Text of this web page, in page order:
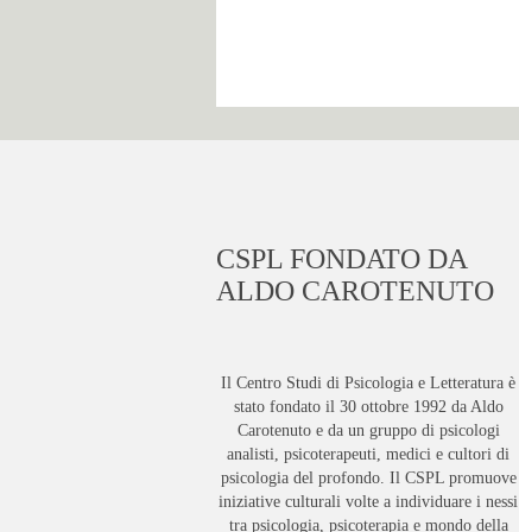
CSPL FONDATO DA
ALDO CAROTENUTO
Il Centro Studi di Psicologia e Letteratura è
stato fondato il 30 ottobre 1992 da Aldo
Carotenuto e da un gruppo di psicologi
analisti, psicoterapeuti, medici e cultori di
psicologia del profondo. Il CSPL promuove
iniziative culturali volte a individuare i nessi
tra psicologia, psicoterapia e mondo della